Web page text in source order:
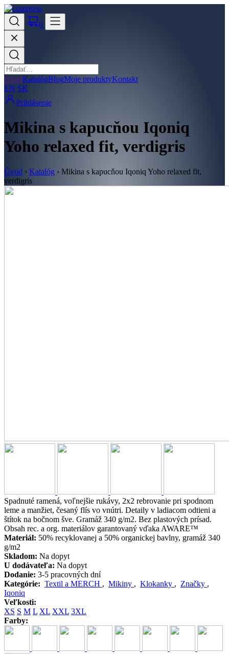
0
ÚvodKatalógBlogMoje produktyKontakt
EN SK
Prihlásenie
Mikina s kapucňou Iqoniq
Yoho relaxed fit, verdigris
Úvod › Katalóg › Mikina s kapucňou Iqoniq Yoho relaxed fit,
verdigris
Spadnuté ramená, voľnejšie rukávy, 2x2 rebrovanie pri spodnom
leme a manžiet, česaný flís vo vnútri. Detaily v ladiacom odtieni a
štítok na bočnom šve. Gramáž 340 g/m2. Bez plastových prísad.
Obsah rec. a org. materiálov garantovaný vďaka AWARE™
Materiál: 50% recyklovanej a 50% organickej bavlny, gramáž 340
g/m2
Skladom: Na dopyt
U dodávateľa: Na dopyt
Dodanie: 3-5 pracovných dní
Kategórie: Textil a MERCH , Mikiny , Klokanky , Značky ,
Iqoniq
Veľkosti:
XS S M L XL XXL 3XL
Farby: